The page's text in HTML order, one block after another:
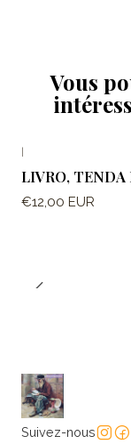
Vous
LIVRO, TENDA
€12,00 EUR
Suivez-nous